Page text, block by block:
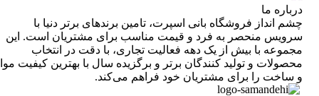
ما
انداز فروشگاه‌ بانی اسپرت، تامین برندهای برتر دنیا با
منحصر به فرد و قیمت مناسب برای مشتریان است. این
با بیش از یک دهه فعالیت تجاری، با دقت در انتخاب
و تولید کنندگان برتر و برگزیده سال با بهترین کیفیت مواد
را برای مشتریان خود فراهم می‌کند.